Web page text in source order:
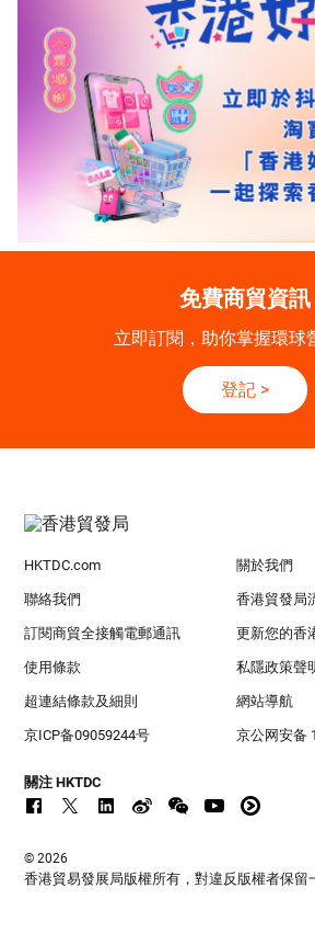
免費商貿資訊
立即訂閱，助你掌握環球
登記 >
HKTDC.com 關於我們
聯絡我們 香港貿發局
訂閱商貿全接觸電郵通訊 更新您的香
使用條款 私隱政策聲
超連結條款及細則 網站導航
京ICP备09059244号 京公网安备
關注 HKTDC
© 2026
香港貿易發展局版權所有，對違反版權者保留